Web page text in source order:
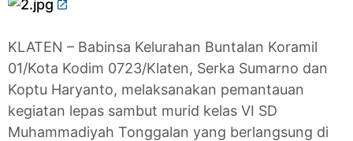
KLATEN – Babinsa Kelurahan Buntalan Koramil
01/Kota Kodim 0723/Klaten, Serka Sumarno dan
Koptu Haryanto, melaksanakan pemantauan
kegiatan lepas sambut murid kelas VI SD
Muhammadiyah Tonggalan yang berlangsung di